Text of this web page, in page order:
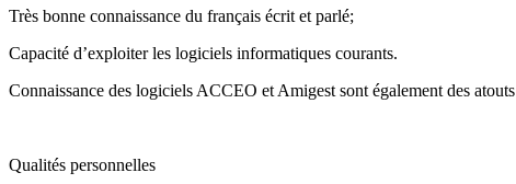
Très bonne connaissance du français écrit et parlé;
Capacité d’exploiter les logiciels informatiques courants.
Connaissance des logiciels ACCEO et Amigest sont également des atouts
Qualités personnelles